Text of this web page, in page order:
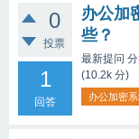
0
投票
1
回答
办公加
些？
最新提问
(10.2k 分)
办公加密系